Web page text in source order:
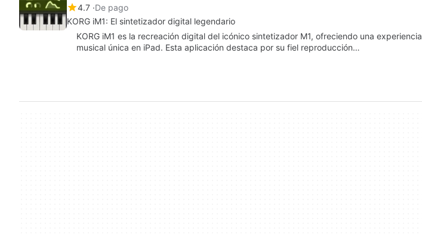
4.7 De pago
KORG iM1: El sintetizador digital legendario
KORG iM1 es la recreación digital del icónico sintetizador M1, ofreciendo una experiencia
musical única en iPad. Esta aplicación destaca por su fiel reproducción…